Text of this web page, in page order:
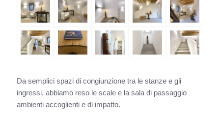
Da semplici spazi di congiunzione tra le stanze e gli
ingressi, abbiamo reso le scale e la sala di passaggio
ambienti accoglienti e di impatto.